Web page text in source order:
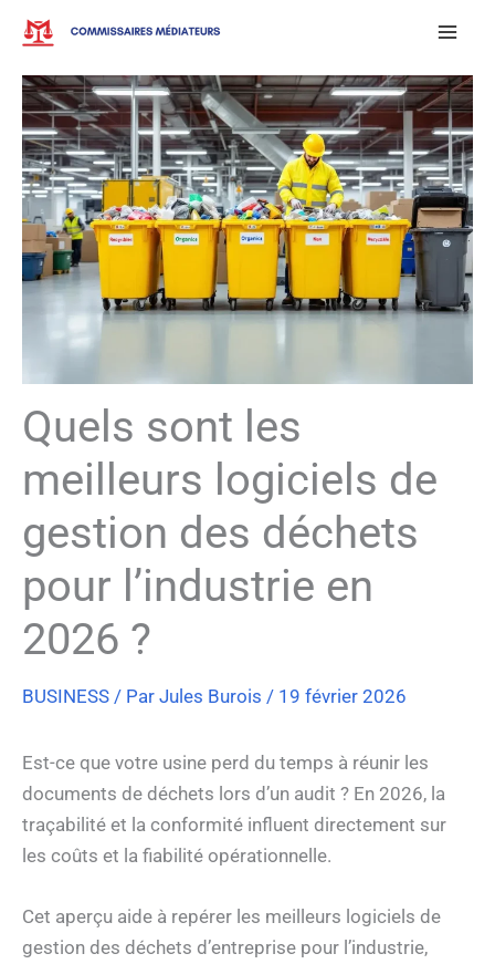
Aller
contenu
Quels sont les
meilleurs logiciels de
gestion des déchets
pour l’industrie en
2026 ?
BUSINESS / Par Jules Burois / 19 février 2026
Est-ce que votre usine perd du temps à réunir les
documents de déchets lors d’un audit ? En 2026, la
traçabilité et la conformité influent directement sur
les coûts et la fiabilité opérationnelle.
Cet aperçu aide à repérer les meilleurs logiciels de
gestion des déchets d’entreprise pour l’industrie,